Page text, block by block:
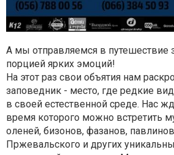
А мы отправляемся в путешествие
порцией ярких эмоций!
На этот раз свои объятия нам
заповедник - место, где редкие
в своей естественной среде. Нас
время которого можно встретить
оленей, бизонов, фазанов,
Пржевальского и других